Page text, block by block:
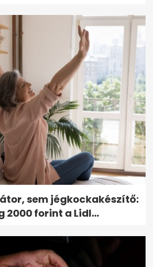
sem jégkockakészítő:
2000 forint a Lidl...